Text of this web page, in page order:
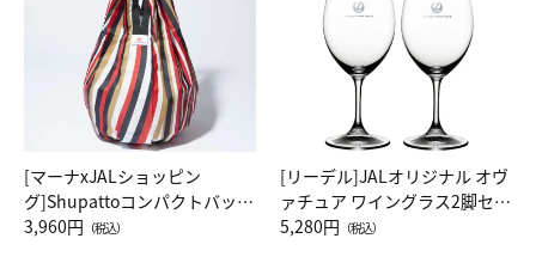
[マーナxJALショッピン
グ]Shupattoコンパクトバッグ
Drop JAL客室乗務員（LC）ス
3,960円 （税込）
[リーデル]JALオリジナル オヴ
ァチュア ワイングラス2脚セッ
ト（レッドワイン）
5,280円 （税込）